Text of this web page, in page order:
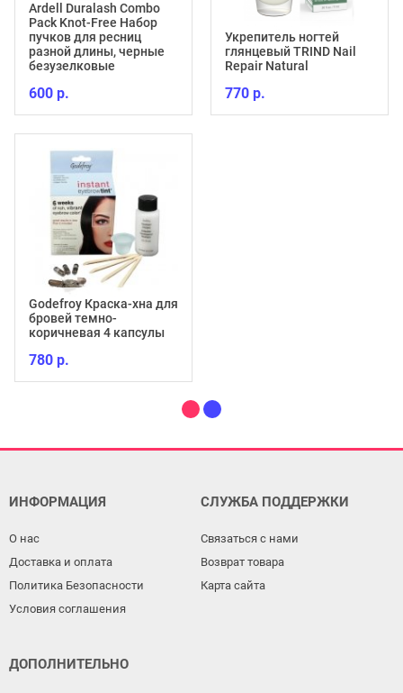
Ardell Duralash Combo
Pack Knot-Free Набор
пучков для ресниц
разной длины, черные
безузелковые
600 р.
Godefroy Краска-хна для
бровей темно-
коричневая 4 капсулы
780 р.
Укрепитель ногтей
глянцевый TRIND Nail
Repair Natural
770 р.
ИНФОРМАЦИЯ
О нас
Доставка и оплата
Политика Безопасности
Условия соглашения
СЛУЖБА ПОДДЕРЖКИ
Связаться с нами
Возврат товара
Карта сайта
ДОПОЛНИТЕЛЬНО